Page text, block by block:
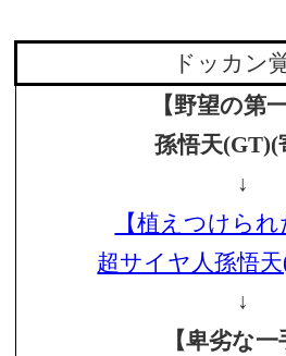
ドッカン
【野望の第
孫悟天(GT)(
↓
【植えつけられ
超サイヤ人孫悟
↓
【卑劣な一